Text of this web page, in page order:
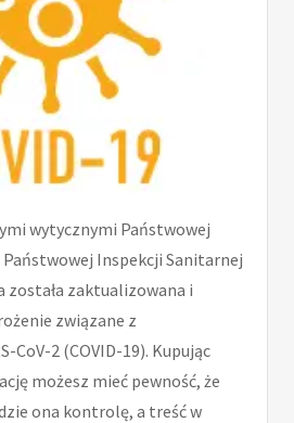
wytycznymi Państwowej
Inspekcji Sanitarnej
została zaktualizowana i
związane z
CoV-2 (COVID-19). Kupując
możesz mieć pewność, że
ona kontrolę, a treść w